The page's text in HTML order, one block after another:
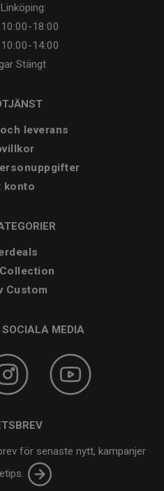
10:00-18:00
10:00-14:00
Stängt
leverans
konto
Custom
MEDIA
för senaste nytt, kampanjer